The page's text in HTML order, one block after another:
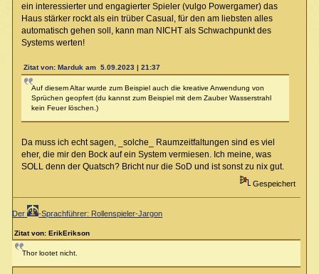
ein interessierter und engagierter Spieler (vulgo Powergamer) das
Haus stärker rockt als ein trüber Casual, für den am liebsten alles
automatisch gehen soll, kann man NICHT als Schwachpunkt des
Systems werten!
Zitat von: Marduk am 5.09.2023 | 21:37
Auf diesem Altar wurde zum Beispiel auch die kreative Anwendung von
Sprüchen geopfert (du kannst zum Beispiel mit dem Zauber Wasserstrahl
kein Feuer löschen.)
Da muss ich echt sagen, _solche_ Raumzeitfaltungen sind es viel
eher, die mir den Bock auf ein System vermiesen. Ich meine, was
SOLL denn der Quatsch? Bricht nur die SoD und ist sonst zu nix gut.
Gespeichert
Der -Sprachführer: Rollenspieler-Jargon
Zitat von: ErikErikson
Thor lootet nicht.